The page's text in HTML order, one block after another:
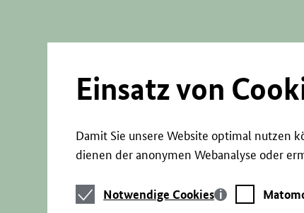
Einsatz von
Damit Sie unsere Website optimal nutzen
dienen der anonymen Webanalyse oder
Notwendige
Cookies
Notwendige Cookies
Matomo
Webstatistik